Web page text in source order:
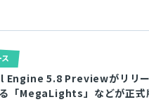
Engine 5.8 Previewがリリー
「MegaLights」などが正式